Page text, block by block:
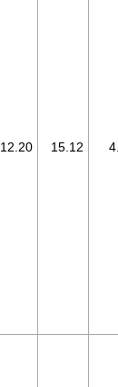
12.20 15.12